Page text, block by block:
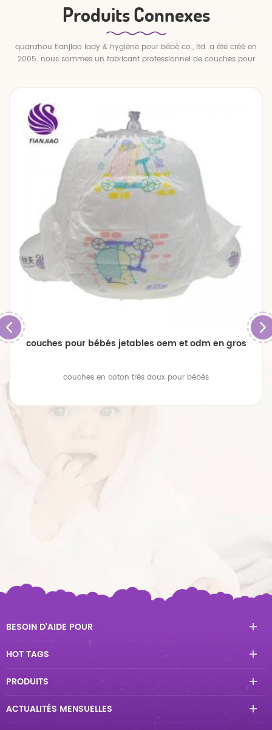
Produits Connexes
quanzhou tianjiao lady & hygiène pour bébé co., ltd. a été créé en
2005. nous sommes un fabricant professionnel de couches pour
couches pour bébés jetables oem et odm en gros
couches en coton très doux pour bébés
BESOIN D'AIDE POUR
HOT TAGS
PRODUITS
ACTUALITÉS MENSUELLES